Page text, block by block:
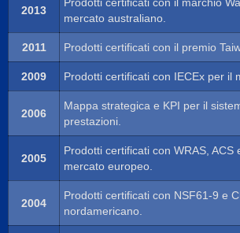
2013
mercato australiano.
2011 Prodotti certificati con il premio
2009 Prodotti certificati con IECEx per il
2006
Mappa strategica e KPI per il
prestazioni.
2005
Prodotti certificati con WRAS, ACS
mercato europeo.
2004
Prodotti certificati con NSF61-9 e
nordamericano.